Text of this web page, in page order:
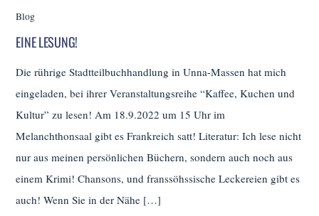
Blog
EINE LESUNG!
Die rührige Stadtteilbuchhandlung in Unna-Massen hat mich
eingeladen, bei ihrer Veranstaltungsreihe “Kaffee, Kuchen und
Kultur” zu lesen! Am 18.9.2022 um 15 Uhr im
Melanchthonsaal gibt es Frankreich satt! Literatur: Ich lese nicht
nur aus meinen persönlichen Büchern, sondern auch noch aus
einem Krimi! Chansons, und franssöhssische Leckereien gibt es
auch! Wenn Sie in der Nähe […]